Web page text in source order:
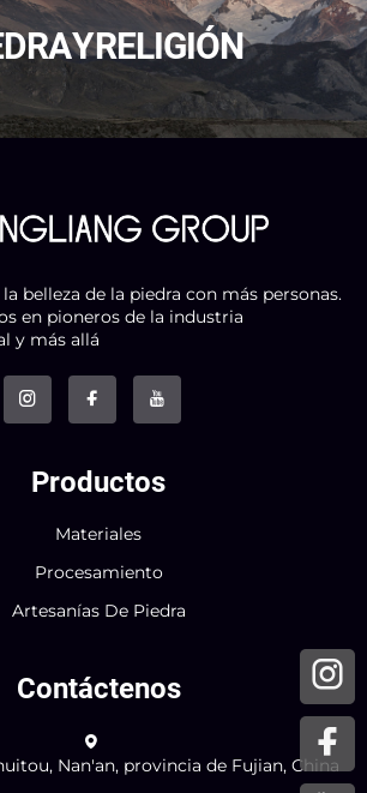
Y RELIGIÓN
belleza de la piedra con más personas.
en pioneros de la industria
y más allá
Productos
Materiales
Procesamiento
Artesanías De Piedra
Contáctenos
Nan'an, provincia de Fujian, China